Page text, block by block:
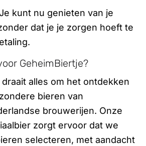
kunt nu genieten van je
dat je je zorgen hoeft te
GeheimBiertje?
draait alles om het ontdekken
bieren van
brouwerijen. Onze
zorgt ervoor dat we
selecteren, met aandacht